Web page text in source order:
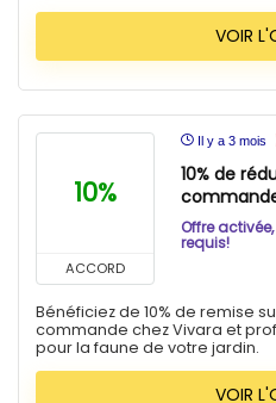
VOIR
10%
ACCORD
Il y a 3 mois
10% de
Offre
requis!
Bénéficiez de 10% de remise
commande chez Vivara et
pour la faune de votre jardin.
VOIR